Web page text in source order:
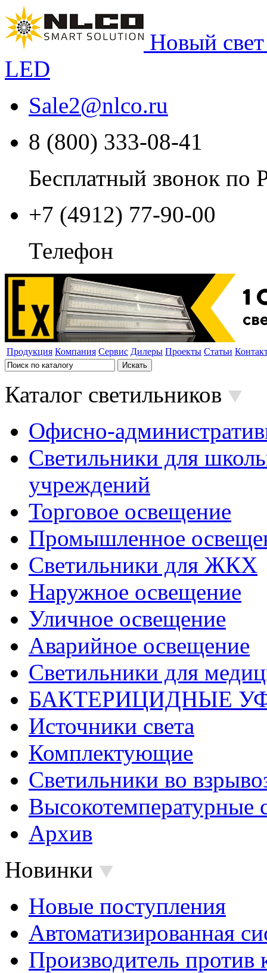
Новый
LED
Sale2@nlco.ru
8 (800) 333-08-41
Бесплатный звонок по
+7 (4912) 77-90-00
Телефон
Продукция Компания Сервис Дилеры Проекты Статьи
Каталог светильников
Офисно-
Светильники для
учреждений
Торговое освещение
Промышленное
Светильники для ЖКХ
Наружное освещение
Уличное освещение
Аварийное освещение
Светильники для
БАКТЕРИЦИДНЫЕ
Источники света
Комплектующие
Светильники во
Высокотемпературные
Архив
Новинки
Новые поступления
Автоматизированная
Производитель против